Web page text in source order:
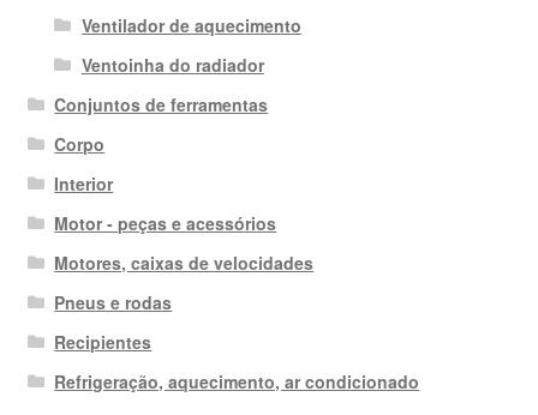
Ventilador de aquecimento
Ventoinha do radiador
Conjuntos de ferramentas
Corpo
Interior
Motor - peças e acessórios
Motores, caixas de velocidades
Pneus e rodas
Recipientes
Refrigeração, aquecimento, ar condicionado